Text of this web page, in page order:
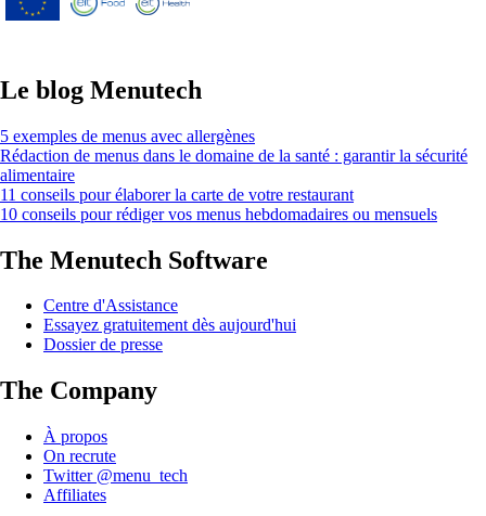
Le blog Menutech
5 exemples de menus avec allergènes
Rédaction de menus dans le domaine de la santé : garantir la sécurité
alimentaire
11 conseils pour élaborer la carte de votre restaurant
10 conseils pour rédiger vos menus hebdomadaires ou mensuels
The Menutech Software
Centre d'Assistance
Essayez gratuitement dès aujourd'hui
Dossier de presse
The Company
À propos
On recrute
Twitter @menu_tech
Affiliates